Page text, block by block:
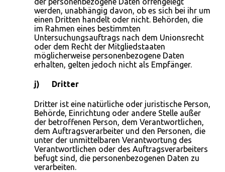
werden, unabhängig davon, ob es sich bei ihr um
einen Dritten handelt oder nicht. Behörden, die
im Rahmen eines bestimmten
Untersuchungsauftrags nach dem Unionsrecht
oder dem Recht der Mitgliedstaaten
möglicherweise personenbezogene Daten
erhalten, gelten jedoch nicht als Empfänger.
j) Dritter
Dritter ist eine natürliche oder juristische Person,
Behörde, Einrichtung oder andere Stelle außer
der betroffenen Person, dem Verantwortlichen,
dem Auftragsverarbeiter und den Personen, die
unter der unmittelbaren Verantwortung des
Verantwortlichen oder des Auftragsverarbeiters
befugt sind, die personenbezogenen Daten zu
verarbeiten.